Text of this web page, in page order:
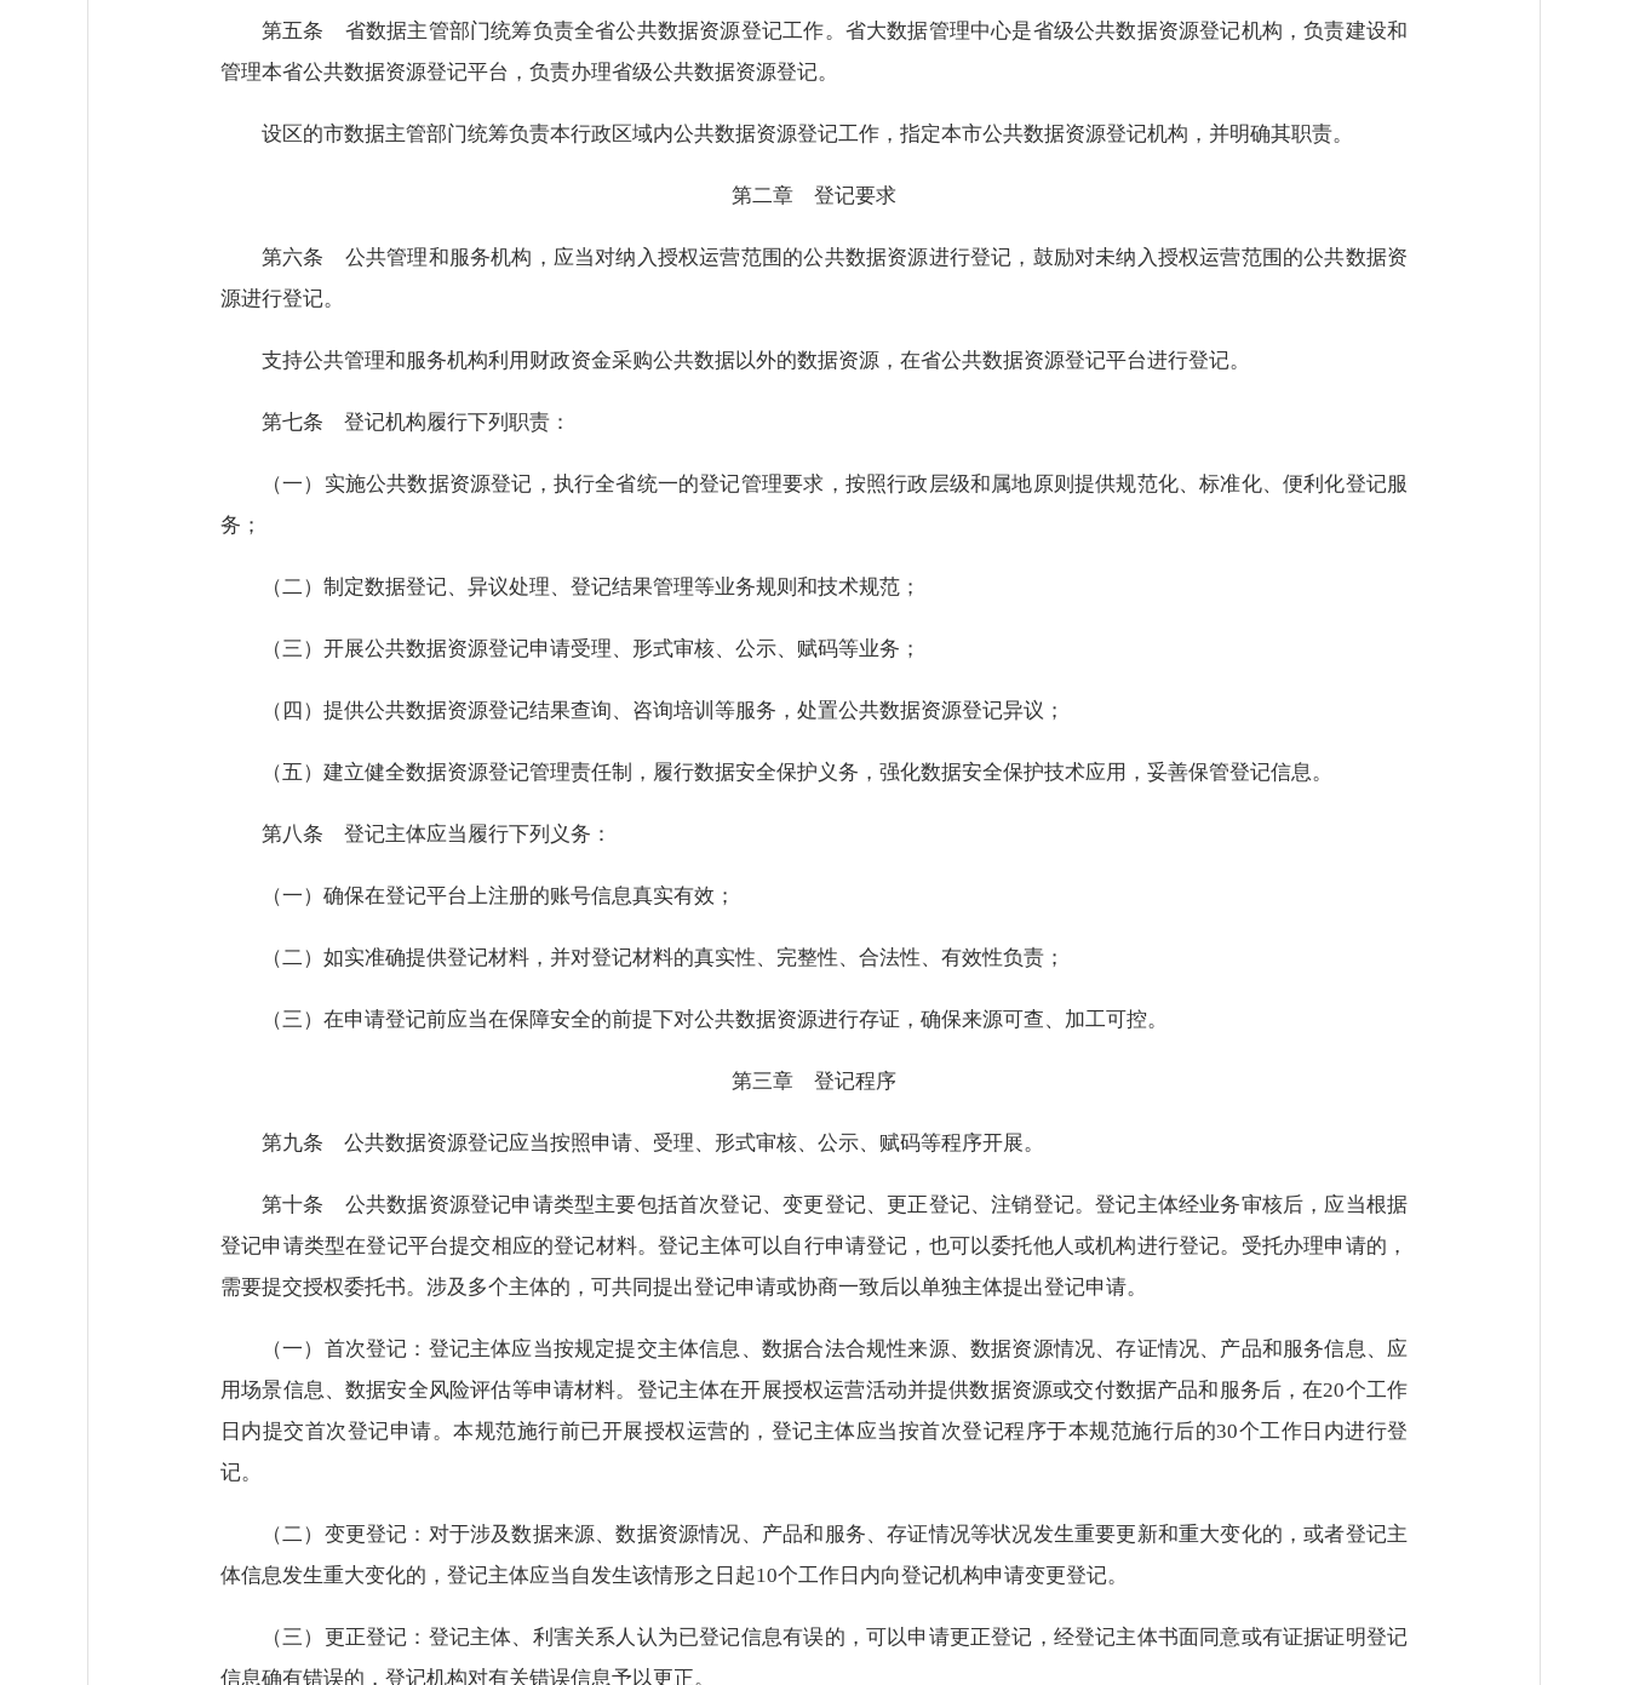
第五条 省数据主管部门统筹负责全省公共数据资源登记工作。省大数据管理中心是省级公共数据资源登记机构，负责建设和
管理本省公共数据资源登记平台，负责办理省级公共数据资源登记。
设区的市数据主管部门统筹负责本行政区域内公共数据资源登记工作，指定本市公共数据资源登记机构，并明确其职责。
第二章 登记要求
第六条 公共管理和服务机构，应当对纳入授权运营范围的公共数据资源进行登记，鼓励对未纳入授权运营范围的公共数据资
源进行登记。
支持公共管理和服务机构利用财政资金采购公共数据以外的数据资源，在省公共数据资源登记平台进行登记。
第七条 登记机构履行下列职责：
（一）实施公共数据资源登记，执行全省统一的登记管理要求，按照行政层级和属地原则提供规范化、标准化、便利化登记服
务；
（二）制定数据登记、异议处理、登记结果管理等业务规则和技术规范；
（三）开展公共数据资源登记申请受理、形式审核、公示、赋码等业务；
（四）提供公共数据资源登记结果查询、咨询培训等服务，处置公共数据资源登记异议；
（五）建立健全数据资源登记管理责任制，履行数据安全保护义务，强化数据安全保护技术应用，妥善保管登记信息。
第八条 登记主体应当履行下列义务：
（一）确保在登记平台上注册的账号信息真实有效；
（二）如实准确提供登记材料，并对登记材料的真实性、完整性、合法性、有效性负责；
（三）在申请登记前应当在保障安全的前提下对公共数据资源进行存证，确保来源可查、加工可控。
第三章 登记程序
第九条 公共数据资源登记应当按照申请、受理、形式审核、公示、赋码等程序开展。
第十条 公共数据资源登记申请类型主要包括首次登记、变更登记、更正登记、注销登记。登记主体经业务审核后，应当根据
登记申请类型在登记平台提交相应的登记材料。登记主体可以自行申请登记，也可以委托他人或机构进行登记。受托办理申请的，
需要提交授权委托书。涉及多个主体的，可共同提出登记申请或协商一致后以单独主体提出登记申请。
（一）首次登记：登记主体应当按规定提交主体信息、数据合法合规性来源、数据资源情况、存证情况、产品和服务信息、应
用场景信息、数据安全风险评估等申请材料。登记主体在开展授权运营活动并提供数据资源或交付数据产品和服务后，在20个工作
日内提交首次登记申请。本规范施行前已开展授权运营的，登记主体应当按首次登记程序于本规范施行后的30个工作日内进行登
记。
（二）变更登记：对于涉及数据来源、数据资源情况、产品和服务、存证情况等状况发生重要更新和重大变化的，或者登记主
体信息发生重大变化的，登记主体应当自发生该情形之日起10个工作日内向登记机构申请变更登记。
（三）更正登记：登记主体、利害关系人认为已登记信息有误的，可以申请更正登记，经登记主体书面同意或有证据证明登记
信息确有错误的，登记机构对有关错误信息予以更正。